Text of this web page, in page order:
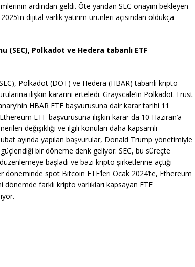
ardından geldi. Öte yandan SEC onayını bekleyen
dijital varlık yatırım ürünleri açısından oldukça
(SEC), Polkadot ve Hedera tabanlı ETF
Polkadot (DOT) ve Hedera (HBAR) tabanlı kripto
ilişkin kararını erteledi. Grayscale’in Polkadot Trust
HBAR ETF başvurusuna dair karar tarihi 11
Ethereum ETF başvurusuna ilişkin karar da 10 Haziran’a
değişikliği ve ilgili konuları daha kapsamlı
ayında yapılan başvurular, Donald Trump yönetimiyle
bir döneme denk geliyor. SEC, bu süreçte
başladı ve bazı kripto şirketlerine açtığı
döneminde spot Bitcoin ETF’leri Ocak 2024’te, Ethereum
dönemde farklı kripto varlıkları kapsayan ETF